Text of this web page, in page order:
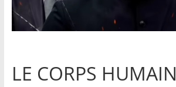
LE CORPS HUMAIN